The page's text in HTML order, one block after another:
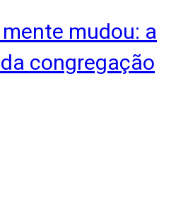
mudou: a
congregação